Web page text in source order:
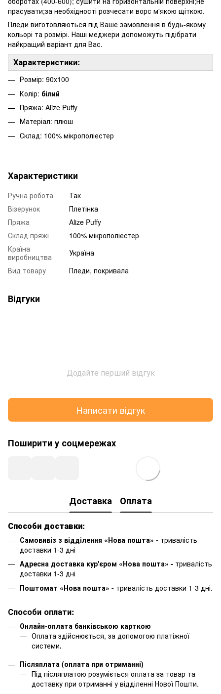
прасувати;за необхідності розчесати ворс м'якою щіткою.
Пледи виготовляються під Ваше замовлення в будь-якому
кольорі та розмірі. Наші меджери допоможуть підібрати
найкращий варіант для Вас.
Характеристики:
Розмір: 90х100
Колір: білий
Пряжа: Alize Puffy
Матеріал: плюш
Склад: 100% мікрополіестер
Характеристики
Ручна робота
Так
Візерунок
Плетінка
Пряжа
Alize Puffy
Склад пряжі
100% мікрополіестер
Країна
виробництва
Україна
Вид товару
Пледи, покривала
Відгуки
Додайте перший відгук
Написати відгук
Поширити у соцмережах
Доставка Оплата
Способи доставки:
Самовивіз з відділення «Нова пошта» - тривалість
доставки 1-3 дні
Адресна доставка кур'єром «Нова пошта» - тривалість
доставки 1-3 дні
Поштомат «Нова пошта» - тривалість доставки 1-3 дні.
Способи оплати:
Онлайн-оплата банківською карткою
Оплата здійснюється, за допомогою платіжної
системи.
Післяплата (оплата при отриманні)
Під післяплатою розуміється оплата за товар та
доставку при отриманні у відділенні Нової Пошти.